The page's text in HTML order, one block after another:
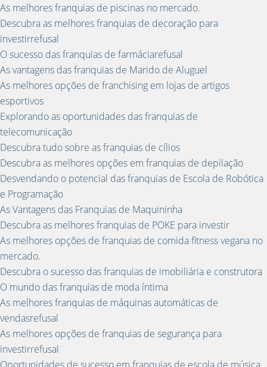
As melhores franquias de piscinas no mercado.
Descubra as melhores franquias de decoração para
investirrefusal
O sucesso das franquias de farmáciarefusal
As vantagens das franquias de Marido de Aluguel
As melhores opções de franchising em lojas de artigos
esportivos
Explorando as oportunidades das franquias de
telecomunicação
Descubra tudo sobre as franquias de cílios
Descubra as melhores opções em franquias de depilação
Desvendando o potencial das franquias de Escola de Robótica
e Programação
As Vantagens das Franquias de Maquininha
Descubra as melhores franquias de POKE para investir
As melhores opções de franquias de comida fitness vegana no
mercado.
Descubra o sucesso das franquias de imobiliária e construtora
O mundo das franquias de moda íntima
As melhores franquias de máquinas automáticas de
vendasrefusal
As melhores opções de franquias de segurança para
investirrefusal